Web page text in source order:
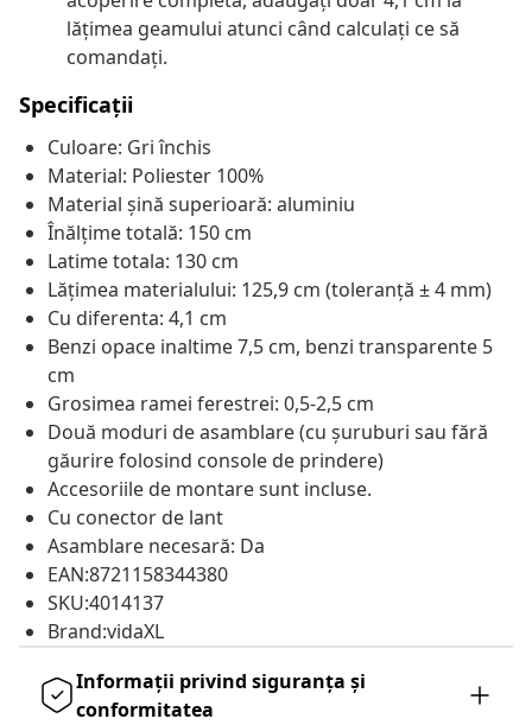
lățimea geamului atunci când calculați ce să
comandați.
Specificații
Culoare: Gri închis
Material: Poliester 100%
Material șină superioară: aluminiu
Înălțime totală: 150 cm
Latime totala: 130 cm
Lățimea materialului: 125,9 cm (toleranță ± 4 mm)
Cu diferenta: 4,1 cm
Benzi opace inaltime 7,5 cm, benzi transparente 5
cm
Grosimea ramei ferestrei: 0,5-2,5 cm
Două moduri de asamblare (cu șuruburi sau fără
găurire folosind console de prindere)
Accesoriile de montare sunt incluse.
Cu conector de lant
Asamblare necesară: Da
EAN:8721158344380
SKU:4014137
Brand:vidaXL
Informații privind siguranța și
conformitatea